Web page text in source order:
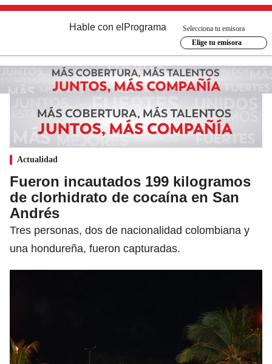
Hable con el Programa
Selecciona tu emisora
Elige tu emisora
Actualidad
Fueron incautados 199 kilogramos
de clorhidrato de cocaína en San
Andrés
Tres personas, dos de nacionalidad colombiana y
una hondureña, fueron capturadas.